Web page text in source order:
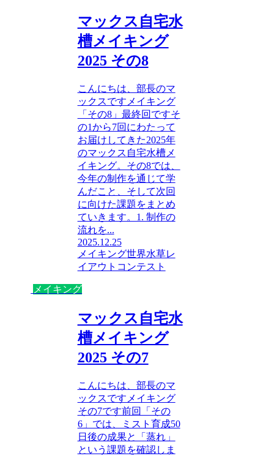
マックス自宅水
槽メイキング
2025 その8
こんにちは、部長のマ
ックスですメイキング
「その8」最終回ですそ
の1から7回にわたって
お届けしてきた2025年
のマックス自宅水槽メ
イキング。その8では、
今年の制作を通じて学
んだこと、そして次回
に向けた課題をまとめ
ていきます。1. 制作の
流れを...
2025.12.25
メイキング世界水草レ
イアウトコンテスト
メイキング
マックス自宅水
槽メイキング
2025 その7
こんにちは、部長のマ
ックスですメイキング
その7です前回「その
6」では、ミスト育成50
日後の成果と「蒸れ」
という課題を確認しま